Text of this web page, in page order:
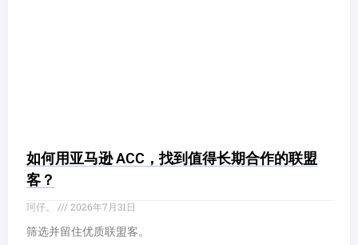
如何用亚马逊 ACC，找到值得长期合作的联盟
客？
珂仔。
2026年7月31日
筛选并留住优质联盟客。